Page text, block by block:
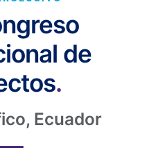
de
.
Ecuador